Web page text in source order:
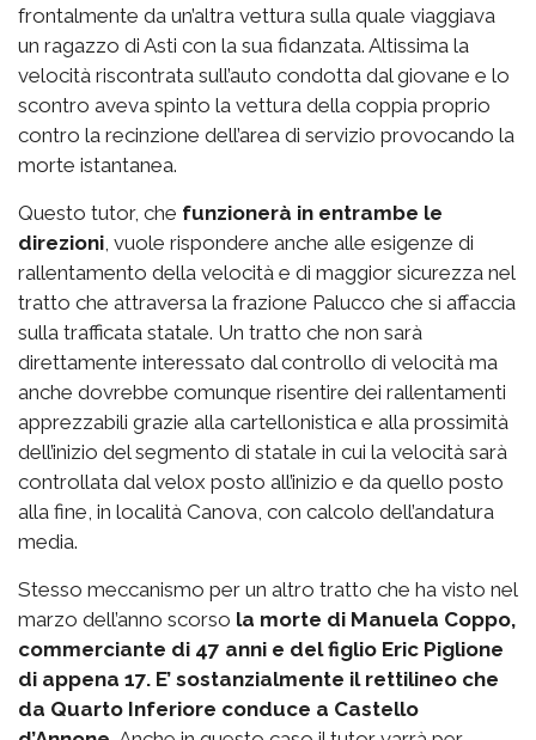
frontalmente da un’altra vettura sulla quale viaggiava
un ragazzo di Asti con la sua fidanzata. Altissima la
velocità riscontrata sull’auto condotta dal giovane e lo
scontro aveva spinto la vettura della coppia proprio
contro la recinzione dell’area di servizio provocando la
morte istantanea.
Questo tutor, che funzionerà in entrambe le
direzioni, vuole rispondere anche alle esigenze di
rallentamento della velocità e di maggior sicurezza nel
tratto che attraversa la frazione Palucco che si affaccia
sulla trafficata statale. Un tratto che non sarà
direttamente interessato dal controllo di velocità ma
anche dovrebbe comunque risentire dei rallentamenti
apprezzabili grazie alla cartellonistica e alla prossimità
dell’inizio del segmento di statale in cui la velocità sarà
controllata dal velox posto all’inizio e da quello posto
alla fine, in località Canova, con calcolo dell’andatura
media.
Stesso meccanismo per un altro tratto che ha visto nel
marzo dell’anno scorso la morte di Manuela Coppo,
commerciante di 47 anni e del figlio Eric Piglione
di appena 17. E’ sostanzialmente il rettilineo che
da Quarto Inferiore conduce a Castello